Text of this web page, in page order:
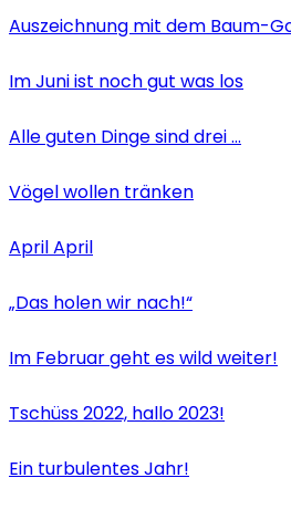
Auszeichnung mit dem Baum-
Im Juni ist noch gut was los
Alle guten Dinge sind drei …
Vögel wollen tränken
April April
„Das holen wir nach!“
Im Februar geht es wild weiter!
Tschüss 2022, hallo 2023!
Ein turbulentes Jahr!